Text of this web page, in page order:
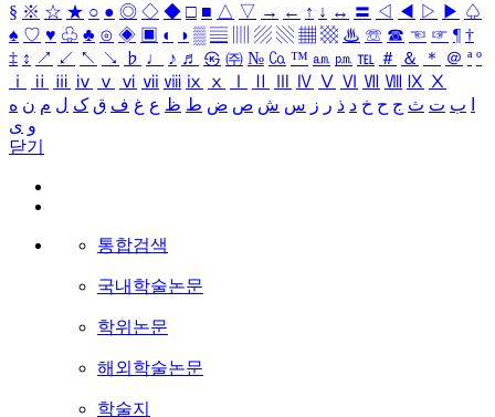
§ ※ ☆ ★ ○ ● ◎ ◇ ◆ □ ■ △ ▽ → ← ↑ ↓ ↔ 〓 ◁ ◀ ▷ ▶ ♤
♠ ♡ ♥ ♧ ♣ ⊙ ◈ ▣ ◐ ◑ ▒ ▤ ▨ ▧ ▦ ▩ ♨ ☏ ☎ ☜ ☞ ¶ †
‡ ↕ ↗ ↙ ↖ ↘ ♭ ♩ ♪ ♬ ㉿ ㈜ № ㏇ ™ ㏂ ㏘ ℡ ＃ ＆ ＊ ＠ ª º
ⅰ
ⅱ ⅲ ⅳ ⅴ ⅵ ⅶ ⅷ ⅸ ⅹ Ⅳ Ⅴ Ⅵ Ⅶ Ⅷ Ⅸ Ⅹ
ب ت ث ج ح خ د ذ ر ز س ش ص ض ط ظ ع غ ف ق ک ل م ن ه
و ی
닫기
통합검색
국내학술논문
학위논문
해외학술논문
학술지